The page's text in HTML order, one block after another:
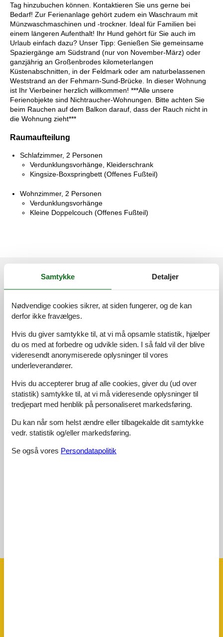
Tag hinzubuchen können. Kontaktieren Sie uns gerne bei
Bedarf! Zur Ferienanlage gehört zudem ein Waschraum mit
Münzwaschmaschinen und -trockner. Ideal für Familien bei
einem längeren Aufenthalt! Ihr Hund gehört für Sie auch im
Urlaub einfach dazu? Unser Tipp: Genießen Sie gemeinsame
Spaziergänge am Südstrand (nur von November-März) oder
ganzjährig an Großenbrodes kilometerlangen
Küstenabschnitten, in der Feldmark oder am naturbelassenen
Weststrand an der Fehmarn-Sund-Brücke. In dieser Wohnung
ist Ihr Vierbeiner herzlich willkommen! ***Alle unsere
Ferienobjekte sind Nichtraucher-Wohnungen. Bitte achten Sie
beim Rauchen auf dem Balkon darauf, dass der Rauch nicht in
die Wohnung zieht***
Raumaufteilung
Schlafzimmer, 2 Personen
Verdunklungsvorhänge, Kleiderschrank
Kingsize-Boxspringbett (Offenes Fußteil)
Wohnzimmer, 2 Personen
Verdunklungsvorhänge
Kleine Doppelcouch (Offenes Fußteil)
Eksterne anmeldelser
Vores gæsteanmeldelserEksterne anmeldelser
4,8
19 eksterne anmeldelser
4,8 maj 2026
4,5 april 2026
4,5
Samtykke Detaljer
Nødvendige cookies sikrer, at siden fungerer, og de kan
derfor ikke fravælges.
Hvis du giver samtykke til, at vi må opsamle statistik, hjælper
du os med at forbedre og udvikle siden. I så fald vil der blive
videresendt anonymiserede oplysninger til vores
underleverandører.
Hvis du accepterer brug af alle cookies, giver du (ud over
statistik) samtykke til, at vi må videresende oplysninger til
tredjepart med henblik på personaliseret markedsføring.
Du kan når som helst ændre eller tilbagekalde dit samtykke
vedr. statistik og/eller markedsføring.
Se også vores Persondatapolitik